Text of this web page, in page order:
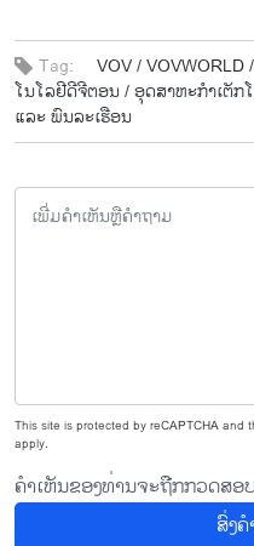
Tag: VOV /VOVWORLD /
ໂນ​ໂລ​ຢີ​ດີ​ຈີ​ຕອນ /ອຸດ​ສາ​ຫະ​ກຳ​ເຕັກ​
ແລະ ພົນລະເຮືອນ
This site is protected by reCAPTCHA and
apply.
ຄຳເຫັນຂອງທ່ານຈະຖືກກວດສ
ສົ່ງ